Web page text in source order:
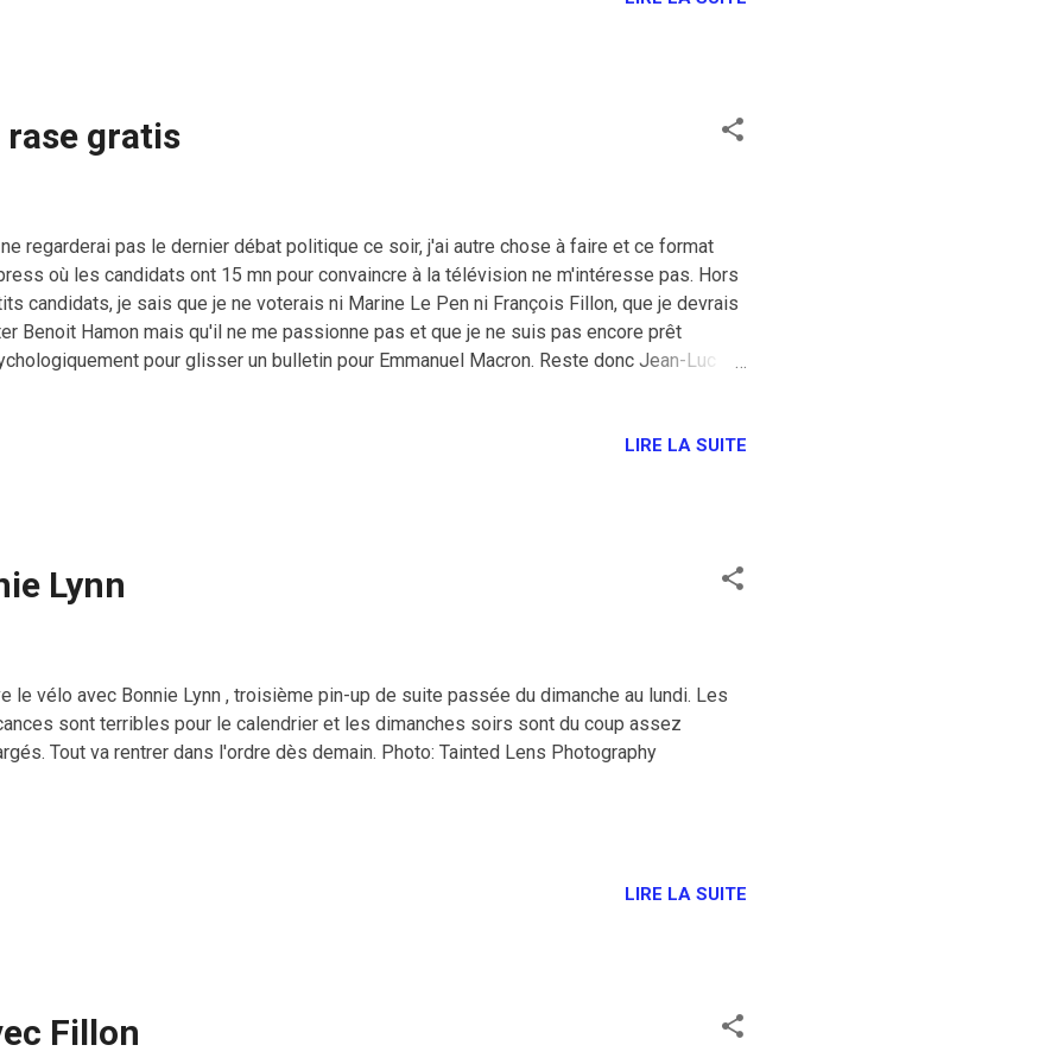
à 1attaque terroriste,c passible de 2 ans de prison & 30.000 € d'amendes Art.322-14
gratis
regarderai pas le dernier débat politique ce soir, j'ai autre chose à faire et ce format
où les candidats ont 15 mn pour convaincre à la télévision ne m'intéresse pas. Hors
candidats, je sais que je ne voterais ni Marine Le Pen ni François Fillon, que je devrais
Benoit Hamon mais qu'il ne me passionne pas et que je ne suis pas encore prêt
pour glisser un bulletin pour Emmanuel Macron. Reste donc Jean-Luc
gardées, un point commun avec celle des Etats-Unis que beaucoup d'américains
LIRE LA SUITE
Lynn
le vélo avec Bonnie Lynn , troisième pin-up de suite passée du dimanche au lundi. Les
sont terribles pour le calendrier et les dimanches soirs sont du coup assez
Tout va rentrer dans l'ordre dès demain. Photo: Tainted Lens Photography
LIRE LA SUITE
Fillon